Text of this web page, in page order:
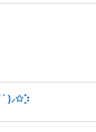
` )⸝✩︎⡱